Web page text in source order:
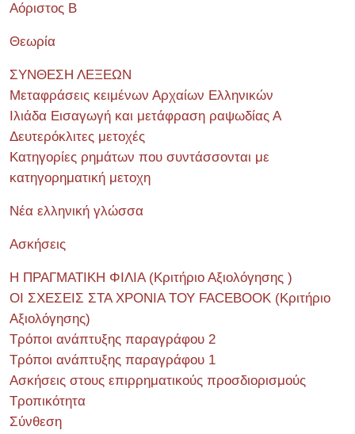
Αόριστος Β
Θεωρία
ΣΥΝΘΕΣΗ ΛΕΞΕΩΝ
Μεταφράσεις κειμένων Αρχαίων Ελληνικών
Ιλιάδα Εισαγωγή και μετάφραση ραψωδίας Α
Δευτερόκλιτες μετοχές
Κατηγορίες ρημάτων που συντάσσονται με
κατηγορηματική μετοχη
Νέα ελληνική γλώσσα
Ασκήσεις
Η ΠΡΑΓΜΑΤΙΚΗ ΦΙΛΙΑ (Κριτήριο Αξιολόγησης )
ΟΙ ΣΧΕΣΕΙΣ ΣΤΑ ΧΡΟΝΙΑ ΤΟΥ FACEBOOK (Kριτήριο
Αξιολόγησης)
Τρόποι ανάπτυξης παραγράφου 2
Τρόποι ανάπτυξης παραγράφου 1
Ασκήσεις στους επιρρηματικούς προσδιορισμούς
Τροπικότητα
Σύνθεση